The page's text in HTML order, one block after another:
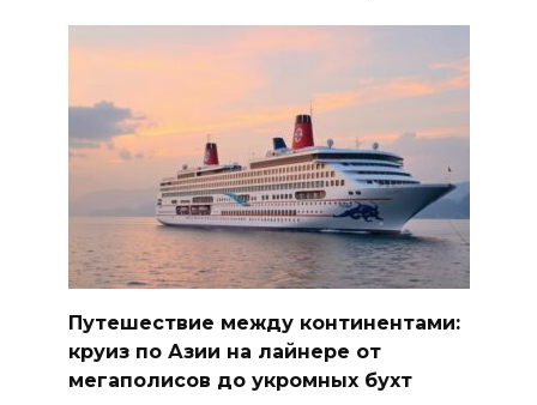
Путешествие между континентами:
круиз по Азии на лайнере от
мегаполисов до укромных бухт